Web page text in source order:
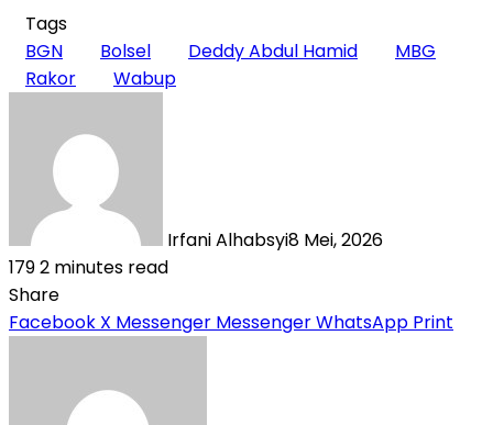
Tags
BGN
Bolsel Deddy Abdul Hamid
MBG
Rakor
Wabup
Irfani Alhabsyi8 Mei, 2026
1792 minutes read
Share
Facebook X Messenger MessengerWhatsApp Print